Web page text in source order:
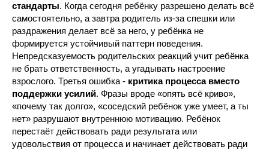
стандарты. Когда сегодня ребёнку разрешено делать всё
самостоятельно, а завтра родитель из-за спешки или
раздражения делает всё за него, у ребёнка не
формируется устойчивый паттерн поведения.
Непредсказуемость родительских реакций учит ребёнка
не брать ответственность, а угадывать настроение
взрослого. Третья ошибка - критика процесса вместо
поддержки усилий. Фразы вроде «опять всё криво»,
«почему так долго», «соседский ребёнок уже умеет, а ты
нет» разрушают внутреннюю мотивацию. Ребёнок
перестаёт действовать ради результата или
удовольствия от процесса и начинает действовать ради